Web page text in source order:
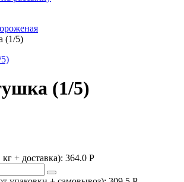
(1/5)
(1/5)
+ доставка): 364.0 P